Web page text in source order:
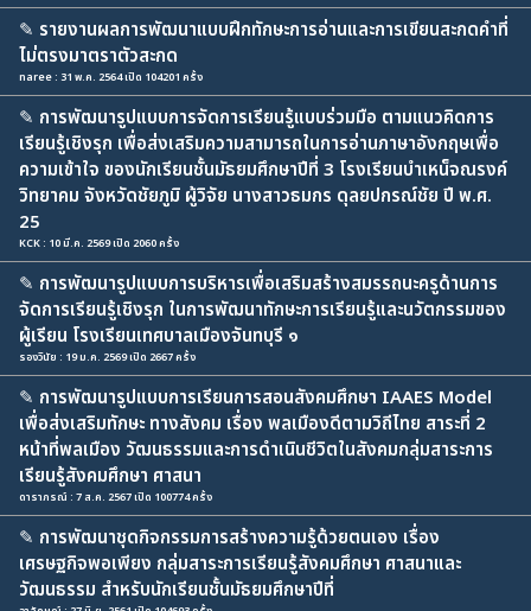
✎ รายงานผลการพัฒนาแบบฝึกทักษะการอ่านและการเขียนสะกดคำที่
ไม่ตรงมาตราตัวสะกด
naree : 31 พ.ค. 2564 เปิด 104201 ครั้ง
✎ การพัฒนารูปแบบการจัดการเรียนรู้แบบร่วมมือ ตามแนวคิดการ
เรียนรู้เชิงรุก เพื่อส่งเสริมความสามารถในการอ่านภาษาอังกฤษเพื่อ
ความเข้าใจ ของนักเรียนชั้นมัธยมศึกษาปีที่ 3 โรงเรียนบำเหน็จณรงค์
วิทยาคม จังหวัดชัยภูมิ ผู้วิจัย นางสาวธมกร ดุลยปกรณ์ชัย ปี พ.ศ.
25
KCK : 10 มี.ค. 2569 เปิด 2060 ครั้ง
✎ การพัฒนารูปแบบการบริหารเพื่อเสริมสร้างสมรรถนะครูด้านการ
จัดการเรียนรู้เชิงรุก ในการพัฒนาทักษะการเรียนรู้และนวัตกรรมของ
ผู้เรียน โรงเรียนเทศบาลเมืองจันทบุรี ๑
รองวินัย : 19 ม.ค. 2569 เปิด 2667 ครั้ง
✎ การพัฒนารูปแบบการเรียนการสอนสังคมศึกษา IAAES Model
เพื่อส่งเสริมทักษะ ทางสังคม เรื่อง พลเมืองดีตามวิถีไทย สาระที่ 2
หน้าที่พลเมือง วัฒนธรรมและการดำเนินชีวิตในสังคมกลุ่มสาระการ
เรียนรู้สังคมศึกษา ศาสนา
ดาราภรณ์ : 7 ส.ค. 2567 เปิด 100774 ครั้ง
✎ การพัฒนาชุดกิจกรรมการสร้างความรู้ด้วยตนเอง เรื่อง
เศรษฐกิจพอเพียง กลุ่มสาระการเรียนรู้สังคมศึกษา ศาสนาและ
วัฒนธรรม สำหรับนักเรียนชั้นมัธยมศึกษาปีที่